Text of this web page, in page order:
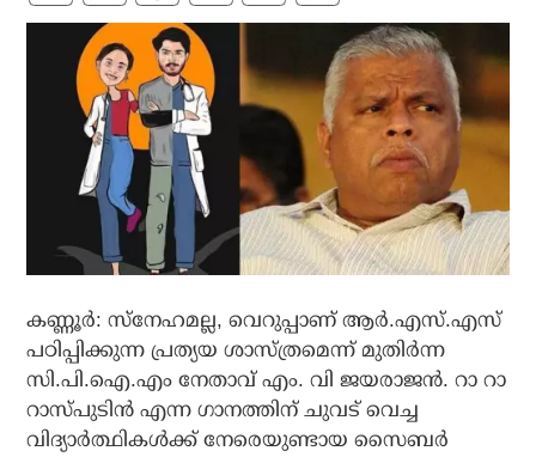
കണ്ണൂര്‍: സ്‌നേഹമല്ല, വെറുപ്പാണ് ആര്‍.എസ്.എസ്
പഠിപ്പിക്കുന്ന പ്രത്യയ ശാസ്ത്രമെന്ന് മുതിര്‍ന്ന
സി.പി.ഐ.എം നേതാവ് എം. വി ജയരാജന്‍. റാ റാ
റാസ്പുടിന്‍ എന്ന ഗാനത്തിന് ചുവട് വെച്ച
വിദ്യാര്‍ത്ഥികള്‍ക്ക് നേരെയുണ്ടായ സൈബര്‍